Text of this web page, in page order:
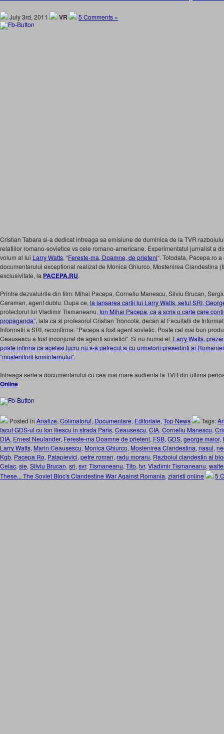
July 3rd, 2011 VR 5 Comments »
Cristian Tabara si-a dedicat intreaga sa emisiune de duminica de la TVR
relatiilor romano-sovietice vs cele romano-americane. Experimentatul jurnalist a
volum al lui Larry Watts, “Fereste-ma, Doamne, de prieteni“. Totodata, Pacepa.ro
documentarului exceptional realizat de Monica Ghiurco, Mostenirea Clandestina
exclusivitate, la PACEPA.RU.
Printre dezvaluirile din film: Mihai Pacepa, Corneliu Manescu, Silviu Brucan,
Caraman, agent dublu. Dupa ce, la lansarea cartii lui Larry Watts, seful SRI,
protectorul lui Vladimir Tismaneanu, Ion Mihai Pacepa, ca a scris o carte care
propaganda”, iata ca si profesorul Cristian Troncota, decan al Facultatii de
Informatii a SRI, reconfirma: “Pacepa a fost agent sovietic. Poate cel mai bun
Ceausescu a fost inconjurat de agenti sovietici”. Si nu numai el. Larry Watts,
poate infirma ca acelasi lucru nu s-a petrecut si cu urmatorii presedinti ai
“mostenitorii kominternului”.
Intreaga serie a documentarului cu cea mai mare audienta la TVR din ultima
Online
Posted in Analize, Colimatorul, Documentare, Editoriale, Top News Tags:
facut GDS-ul cu Ion Iliescu in strada Paris, Ceausescu, CIA, Corneliu Manescu,
DIA, Ernest Neulander, Fereste-ma Doamne de prieteni, FSB, GDS, george maior,
Larry Watts, Marin Ceausescu, Monica Ghiurco, Mostenirea Clandestina, nasul,
Kgb, Pacepa Ro, Patapievici, petre roman, radu moraru, Razboiul clandestin al
Celac, sie, Silviu Brucan, sri, svr, Tismaneanu, Tito, tvr, Vladimir Tismaneanu,
These... The Soviet Bloc's Clandestine War Against Romania, ziaristi online 5